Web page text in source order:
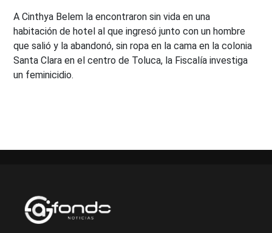
A Cinthya Belem la encontraron sin vida en una
habitación de hotel al que ingresó junto con un hombre
que salió y la abandonó, sin ropa en la cama en la colonia
Santa Clara en el centro de Toluca, la Fiscalía investiga
un feminicidio.